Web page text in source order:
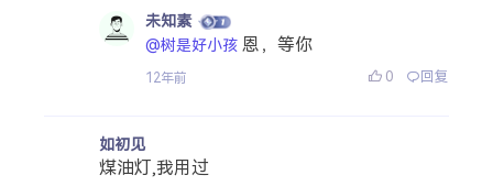
未知素
@树是好小孩 恩，等你
12年前 0 回复
如初见
煤油灯,我用过